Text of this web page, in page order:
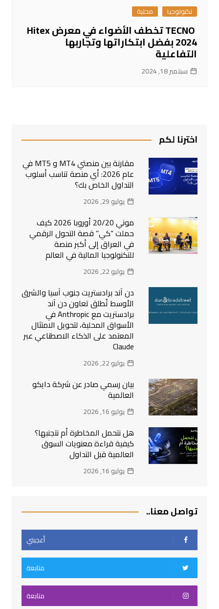
تكنولوجيا محلية
TECNO تخطف الأضواء في معرض Hitex
2024 بفضل ابتكاراتها وتجاربها
التفاعلية
سبتمبر 18, 2024
اخترنا لكم
مقارنة بين منصتي MT4 و MT5 في
عام 2026: أي منصة تناسب أسلوب
التداول الخاص بك؟
يوليو 29, 2026
موني 20/20 أوروبا 2026 كيف
حملت “كي” قصة التحول الرقمي
في العراق إلى أكبر منصة
للتكنولوجيا المالية في العالم
يوليو 22, 2026
دن آند برادستريت جنوب آسيا والشرق
الأوسط تُطلق تعاون دن آند
برادستريت مع Anthropic في
الأسواق المحلية، لتحويل الامتثال
المعتمد على الذكاء الاصطناعي عبر
Claude
يوليو 22, 2026
بيان رسمي صادر عن شركة دايكو
العالمية
يوليو 16, 2026
هل نتحمل المخاطرة أم نتجنبها؟
كيفية قراءة معنويات السوق
العالمية قبل التداول
يوليو 16, 2026
تواصل معنا..
أعجبني
متابعة
متابعة